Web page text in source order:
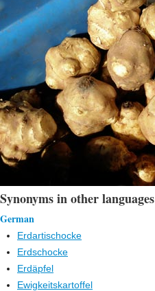
Synonyms in other languages
German
Erdartischocke
Erdschocke
Erdäpfel
Ewigkeitskartoffel